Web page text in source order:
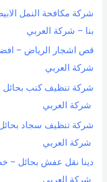
بنا – شركة العربي
قص اشجار الرياض –
شركة العربي
شركة العربي
شركة العربي
شركة العربي